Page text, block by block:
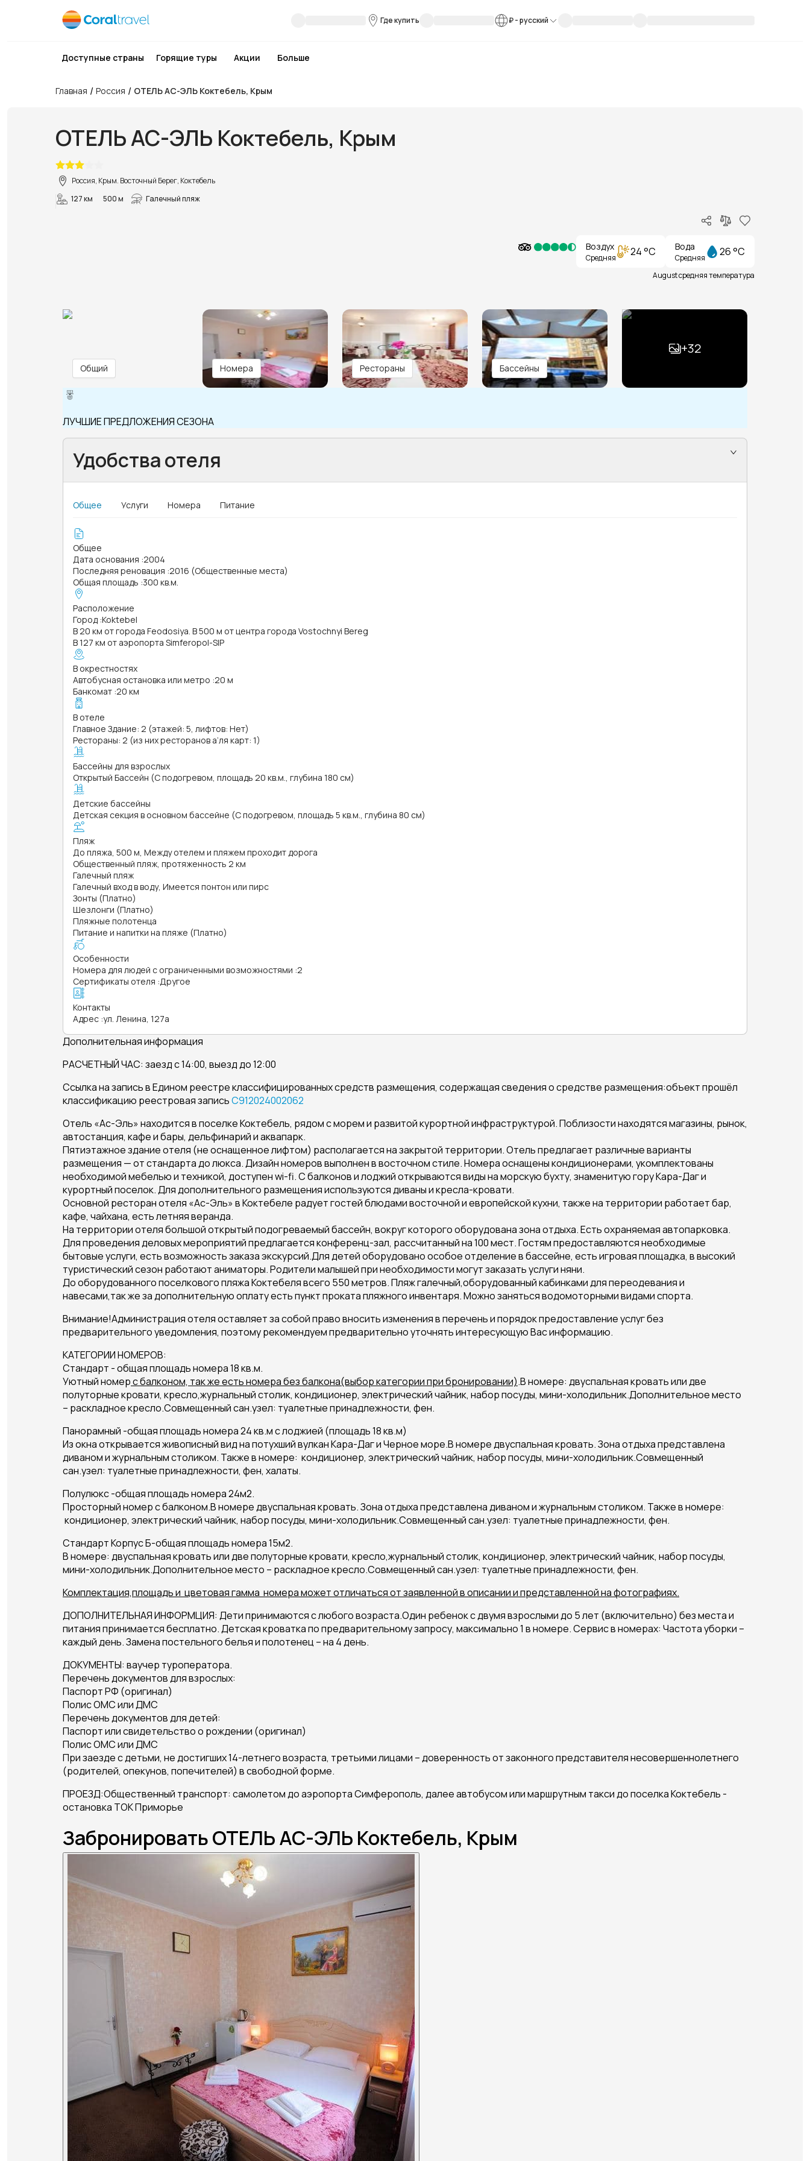
Где купить ₽-русский
Доступные страны Горящие туры Акции Больше
Главная / Россия / ОТЕЛЬ АС-ЭЛЬ Коктебель, Крым
ОТЕЛЬ АС-ЭЛЬ Коктебель, Крым
Россия, Крым. Восточный Берег, Коктебель
127 км
500 м Галечный пляж
Воздух
Средняя 24 °C Вода
Средняя 26 °C
August средняя температура
Общий Номера Рестораны Бассейны
+32
ЛУЧШИЕ ПРЕДЛОЖЕНИЯ СЕЗОНА
Удобства отеля
Общее Услуги Номера Питание
Общее
Дата основания :2004
Последняя реновация :2016 (Общественные места)
Общая площадь :300 кв.м.
Расположение
Город :Koktebel
В 20 км от города Feodosiya. В 500 м от центра города Vostochnyi Bereg
В 127 км от аэропорта Simferopol-SIP
В окрестностях
Автобусная остановка или метро :20 м
Банкомат :20 км
В отеле
Главное Здание: 2 (этажей: 5, лифтов: Нет)
Рестораны: 2 (из них ресторанов а’ля карт: 1)
Бассейны для взрослых
Открытый Бассейн (С подогревом, площадь 20 кв.м., глубина 180 см)
Детские бассейны
Детская секция в основном бассейне (С подогревом, площадь 5 кв.м., глубина 80 см)
Пляж
До пляжа, 500 м, Между отелем и пляжем проходит дорога
Общественный пляж, протяженность 2 км
Галечный пляж
Галечный вход в воду, Имеется понтон или пирс
Зонты (Платно)
Шезлонги (Платно)
Пляжные полотенца
Питание и напитки на пляже (Платно)
Особенности
Номера для людей с ограниченными возможностями :2
Сертификаты отеля :Другое
Контакты
Адрес :ул. Ленина, 127а
Дополнительная информация
РАСЧЕТНЫЙ ЧАС: заезд с 14:00, выезд до 12:00
Ссылка на запись в Едином реестре классифицированных средств размещения, содержащая сведения о средстве размещения:объект прошёл
классификацию реестровая записьС912024002062
Отель «Ас-Эль» находится в поселке Коктебель, рядом с морем и развитой курортной инфраструктурой. Поблизости находятся магазины, рынок,
автостанция, кафе и бары, дельфинарий и аквапарк.
Пятиэтажное здание отеля (не оснащенное лифтом) располагается на закрытой территории. Отель предлагает различные варианты
размещения — от стандарта до люкса. Дизайн номеров выполнен в восточном стиле. Номера оснащены кондиционерами, укомплектованы
необходимой мебелью и техникой, доступен wi-fi. С балконов и лоджий открываются виды на морскую бухту, знаменитую гору Кара-Даг и
курортный поселок. Для дополнительного размещения используются диваны и кресла-кровати.
Основной ресторан отеля «Ас-Эль» в Коктебеле радует гостей блюдами восточной и европейской кухни, также на территории работает бар,
кафе, чайхана, есть летняя веранда.
На территории отеля большой открытый подогреваемый бассейн, вокруг которого оборудована зона отдыха. Есть охраняемая автопарковка.
Для проведения деловых мероприятий предлагается конференц-зал, рассчитанный на 100 мест. Гостям предоставляются необходимые
бытовые услуги, есть возможность заказа экскурсий.Для детей оборудовано особое отделение в бассейне, есть игровая площадка, в высокий
туристический сезон работают аниматоры. Родители малышей при необходимости могут заказать услуги няни.
До оборудованного поселкового пляжа Коктебеля всего 550 метров. Пляж галечный,оборудованный кабинками для переодевания и
навесами,так же за дополнительную оплату есть пункт проката пляжного инвентаря. Можно заняться водомоторными видами спорта.
Внимание!Администрация отеля оставляет за собой право вносить изменения в перечень и порядок предоставление услуг без
предварительного уведомления, поэтому рекомендуем предварительно уточнять интересующую Вас информацию.
КАТЕГОРИИ НОМЕРОВ:
Стандарт - общая площадь номера 18 кв.м.
Уютный номерс балконом, так же есть номера без балкона(выбор категории при бронировании).В номере: двуспальная кровать или две
полуторные кровати, кресло,журнальный столик, кондиционер, электрический чайник, набор посуды, мини-холодильник.Дополнительное место
– раскладное кресло.Совмещенный сан.узел: туалетные принадлежности, фен.
Панорамный -общая площадь номера 24 кв.м с лоджией (площадь 18 кв.м)
Из окна открывается живописный вид на потухший вулкан Кара-Даг и Черное море.В номере двуспальная кровать. Зона отдыха представлена
диваном и журнальным столиком. Также в номере: кондиционер, электрический чайник, набор посуды, мини-холодильник.Совмещенный
сан.узел: туалетные принадлежности, фен, халаты.
Полулюкс-общая площадь номера 24м2.
Просторный номер с балконом.В номере двуспальная кровать. Зона отдыха представлена диваном и журнальным столиком. Также в номере:
кондиционер, электрический чайник, набор посуды, мини-холодильник.Совмещенный сан.узел: туалетные принадлежности, фен.
Стандарт Корпус Б-общая площадь номера 15м2.
В номере: двуспальная кровать или две полуторные кровати, кресло,журнальный столик, кондиционер, электрический чайник, набор посуды,
мини-холодильник.Дополнительное место – раскладное кресло.Совмещенный сан.узел: туалетные принадлежности, фен.
Комплектация,площадь и цветовая гамма номера может отличаться от заявленной в описании и представленной на фотографиях.
ДОПОЛНИТЕЛЬНАЯ ИНФОРМЦИЯ: Дети принимаются с любого возраста.Один ребенок с двумя взрослыми до 5 лет (включительно) без места и
питания принимается бесплатно. Детская кроватка по предварительному запросу, максимально 1 в номере. Сервис в номерах: Частота уборки –
каждый день. Замена постельного белья и полотенец – на 4 день.
ДОКУМЕНТЫ: ваучер туроператора.
Перечень документов для взрослых:
Паспорт РФ (оригинал)
Полис ОМС или ДМС
Перечень документов для детей:
Паспорт или свидетельство о рождении (оригинал)
Полис ОМС или ДМС
При заезде с детьми, не достигших 14-летнего возраста, третьими лицами – доверенность от законного представителя несовершеннолетнего
(родителей, опекунов, попечителей) в свободной форме.
ПРОЕЗД:Общественный транспорт: самолетом до аэропорта Симферополь, далее автобусом или маршрутным такси до поселка Коктебель -
остановка ТОК Приморье
Забронировать ОТЕЛЬ АС-ЭЛЬ Коктебель, Крым